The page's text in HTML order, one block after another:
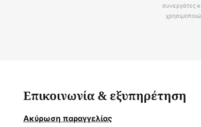
συνεργάτες
Επικοινωνία & εξυπηρέτηση
Ακύρωση παραγγελίας